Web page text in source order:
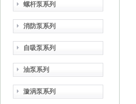
螺杆泵系列
消防泵系列
自吸泵系列
油泵系列
漩涡泵系列